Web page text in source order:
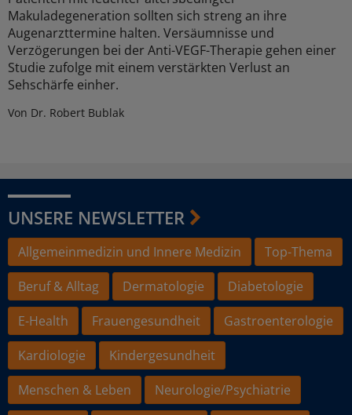
Makuladegeneration sollten sich streng an ihre
Augenarzttermine halten. Versäumnisse und
Verzögerungen bei der Anti-VEGF-Therapie gehen einer
Studie zufolge mit einem verstärkten Verlust an
Sehschärfe einher.
Von Dr. Robert Bublak
UNSERE NEWSLETTER
Allgemeinmedizin und Innere Medizin
Top-Thema
Beruf & Alltag
Dermatologie
Diabetologie
E-Health
Frauengesundheit
Gastroenterologie
Kardiologie
Kindergesundheit
Menschen & Leben
Neurologie/Psychiatrie